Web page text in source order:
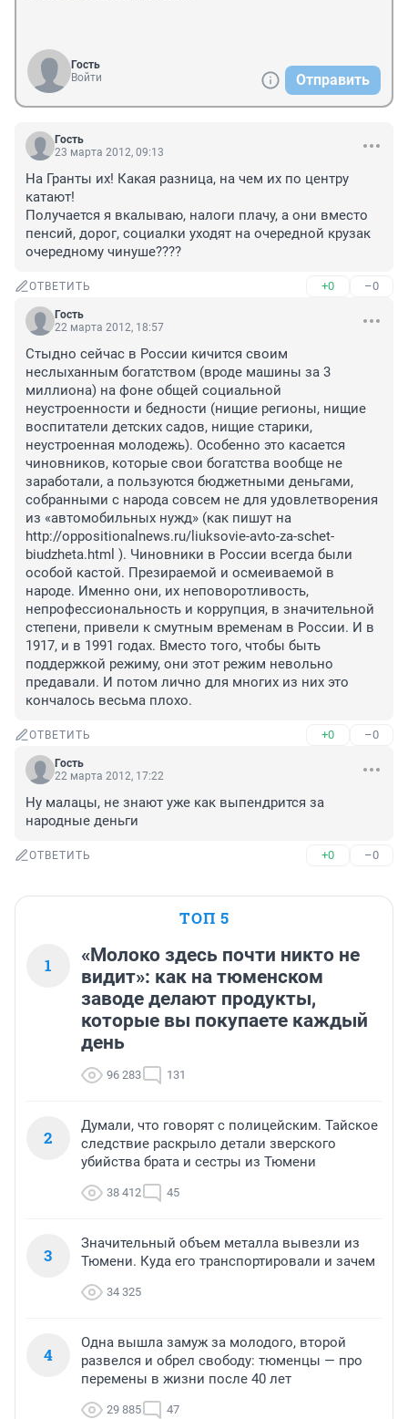
Гость
Войти
Отправить
Гость
23 марта 2012, 09:13
На Гранты их! Какая разница, на чем их по центру
катают!
Получается я вкалываю, налоги плачу, а они вместо
пенсий, дорог, социалки уходят на очередной крузак
очередному чинуше????
ОТВЕТИТЬ +0 –0
Гость
22 марта 2012, 18:57
Стыдно сейчас в России кичится своим
неслыханным богатством (вроде машины за 3
миллиона) на фоне общей социальной
неустроенности и бедности (нищие регионы, нищие
воспитатели детских садов, нищие старики,
неустроенная молодежь). Особенно это касается
чиновников, которые свои богатства вообще не
заработали, а пользуются бюджетными деньгами,
собранными с народа совсем не для удовлетворения
из «автомобильных нужд» (как пишут на
http://oppositionalnews.ru/liuksovie-avto-za-schet-
biudzheta.html ). Чиновники в России всегда были
особой кастой. Презираемой и осмеиваемой в
народе. Именно они, их неповоротливость,
непрофессиональность и коррупция, в значительной
степени, привели к смутным временам в России. И в
1917, и в 1991 годах. Вместо того, чтобы быть
поддержкой режиму, они этот режим невольно
предавали. И потом лично для многих из них это
кончалось весьма плохо.
ОТВЕТИТЬ +0 –0
Гость
22 марта 2012, 17:22
Ну малацы, не знают уже как выпендрится за
народные деньги
ОТВЕТИТЬ +0 –0
ТОП 5
1
«Молоко здесь почти никто не
видит»: как на тюменском
заводе делают продукты,
которые вы покупаете каждый
день
96 283 131
2
Думали, что говорят с полицейским. Тайское
следствие раскрыло детали зверского
убийства брата и сестры из Тюмени
38 412 45
3
Значительный объем металла вывезли из
Тюмени. Куда его транспортировали и зачем
34 325
4
Одна вышла замуж за молодого, второй
развелся и обрел свободу: тюменцы — про
перемены в жизни после 40 лет
29 885 47